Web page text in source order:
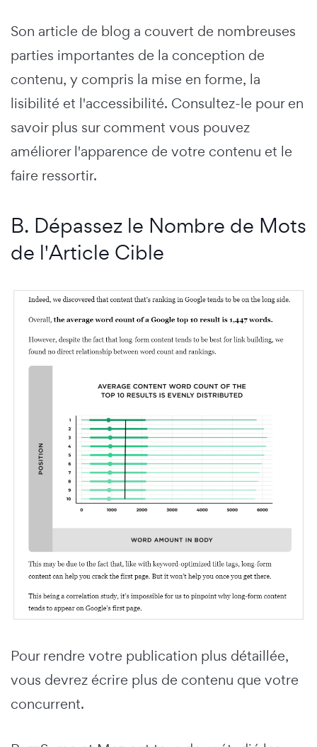
Son article de blog a couvert de nombreuses
parties importantes de la conception de
contenu, y compris la mise en forme, la
lisibilité et l'accessibilité. Consultez-le pour en
savoir plus sur comment vous pouvez
améliorer l'apparence de votre contenu et le
faire ressortir.
B. Dépassez le Nombre de Mots
de l'Article Cible
Pour rendre votre publication plus détaillée,
vous devrez écrire plus de contenu que votre
concurrent.